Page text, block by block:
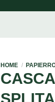
HOME /